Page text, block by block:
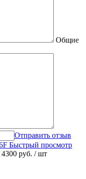
Общие
Отправить отзыв
Быстрый просмотр
4300 руб. / шт